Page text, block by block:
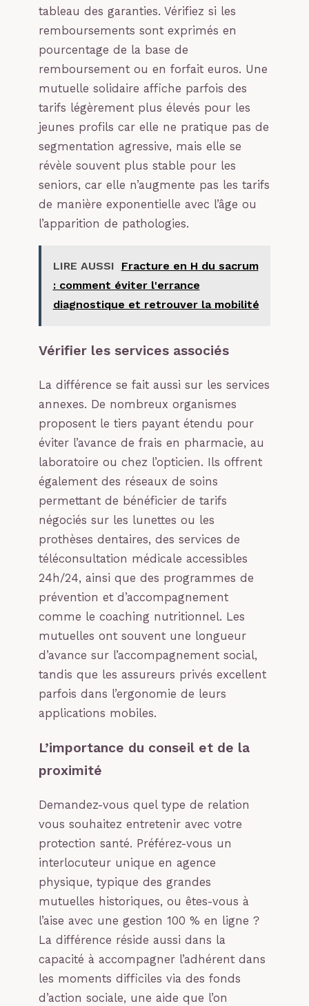
tableau des garanties. Vérifiez si les
remboursements sont exprimés en
pourcentage de la base de
remboursement ou en forfait euros. Une
mutuelle solidaire affiche parfois des
tarifs légèrement plus élevés pour les
jeunes profils car elle ne pratique pas de
segmentation agressive, mais elle se
révèle souvent plus stable pour les
seniors, car elle n’augmente pas les tarifs
de manière exponentielle avec l’âge ou
l’apparition de pathologies.
LIRE AUSSI
Fracture en H du sacrum
: comment éviter l'errance
diagnostique et retrouver la mobilité
Vérifier les services associés
La différence se fait aussi sur les services
annexes. De nombreux organismes
proposent le tiers payant étendu pour
éviter l’avance de frais en pharmacie, au
laboratoire ou chez l’opticien. Ils offrent
également des réseaux de soins
permettant de bénéficier de tarifs
négociés sur les lunettes ou les
prothèses dentaires, des services de
téléconsultation médicale accessibles
24h/24, ainsi que des programmes de
prévention et d’accompagnement
comme le coaching nutritionnel. Les
mutuelles ont souvent une longueur
d’avance sur l’accompagnement social,
tandis que les assureurs privés excellent
parfois dans l’ergonomie de leurs
applications mobiles.
L’importance du conseil et de la
proximité
Demandez-vous quel type de relation
vous souhaitez entretenir avec votre
protection santé. Préférez-vous un
interlocuteur unique en agence
physique, typique des grandes
mutuelles historiques, ou êtes-vous à
l’aise avec une gestion 100 % en ligne ?
La différence réside aussi dans la
capacité à accompagner l’adhérent dans
les moments difficiles via des fonds
d’action sociale, une aide que l’on